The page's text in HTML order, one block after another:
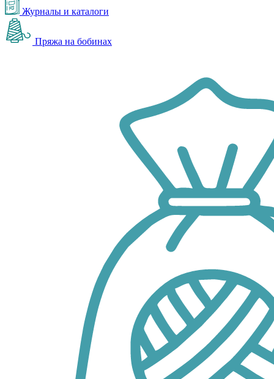
Журналы и каталоги
Пряжа на бобинах